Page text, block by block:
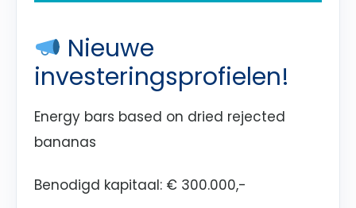
Nieuwe
investeringsprofielen!
Energy bars based on dried rejected
bananas
Benodigd kapitaal: € 300.000,-